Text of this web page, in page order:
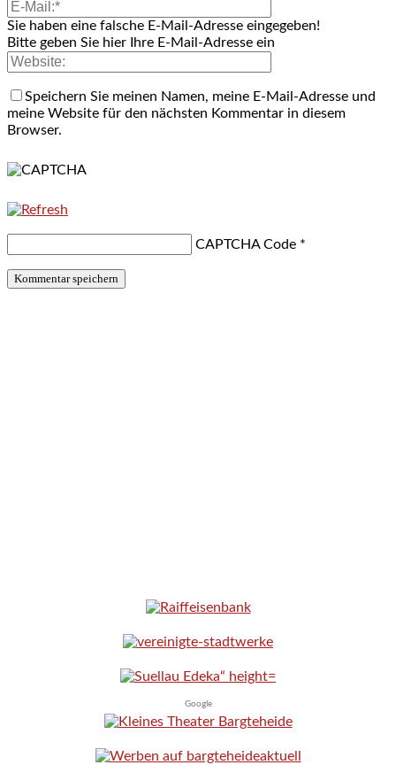
Sie haben eine falsche E-Mail-Adresse eingegeben!
Bitte geben Sie hier Ihre E-Mail-Adresse ein
Speichern Sie meinen Namen, meine E-Mail-Adresse und
meine Website für den nächsten Kommentar in diesem
Browser.
CAPTCHA Code *
Google